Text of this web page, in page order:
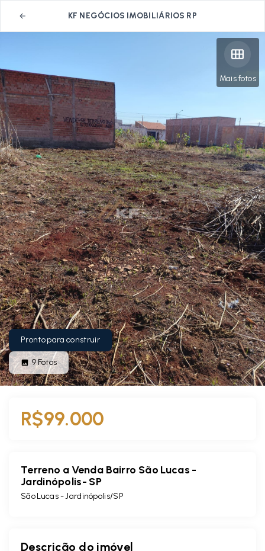
KF NEGÓCIOS IMOBILIÁRIOS RP
Mais fotos
Pronto para construir
9Fotos
R$99.000
Terreno a Venda Bairro São Lucas -
Jardinópolis- SP
São Lucas - Jardinópolis/SP
Descrição do imóvel